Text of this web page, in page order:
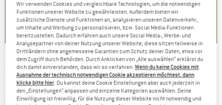
3,8(5) 4,5(2)
PEAK PERFORMANCE -Pac Gore-Tex Jacket -
Regenjacke
(0)
Wir verwenden Cookies und vergleichbare Technologien, um die notwendigen
Funktionen unserer Website zu gewährleisten. Außerdem bieten wir
zusätzliche Dienste und Funktionen an, analysieren unseren Datenverkehr,
um Inhalte und Werbung zu personalisieren, bzw. Social Media-Funktionen
bereitzustellen. Dadurch erfahren auch unsere Social Media-, Werbe- und
Analysepartner von deiner Nutzung unserer Website; diese sitzen teilweise in
Drittländern ohne angemessene Garantien zum Schutz deiner Daten, etwa vor
dem Zugriff durch Behörden. Durch Anklicken von „Alle auswählen“ erklärst du
dich damit einverstanden, dass wir so verfahren.Wenn du keine Cookies mit
Ausnahme der technisch notwendigen Cookie akzeptieren möchtest, dann
klicke bitte hier. Du kannst deine Cookie Einstellungen aber auch jederzeit in
den „Einstellungen“ anpassen und einzelne Kategorien auswählen. Deine
Einwilligung ist freiwillig, für die Nutzung dieser Website nicht notwendig und